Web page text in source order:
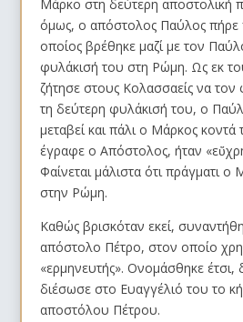
Μάρκο στη δεύτερη αποστολική
όμως, ο απόστολος Παύλος πήρε
οποίος βρέθηκε μαζί με τον
φυλάκισή του στη Ρώμη. Ως εκ
ζήτησε στους Κολασσαείς να
τη δεύτερη φυλάκισή του, ο
μεταβεί και πάλι ο Μάρκος κοντά
έγραφε ο Απόστολος, ήταν
Φαίνεται μάλιστα ότι πράγματι ο
στην Ρώμη.
Καθώς βρισκόταν εκεί,
απόστολο Πέτρο, στον οποίο
«ερμηνευτής». Ονομάσθηκε έτσι,
διέσωσε στο Ευαγγέλιό του το
αποστόλου Πέτρου.